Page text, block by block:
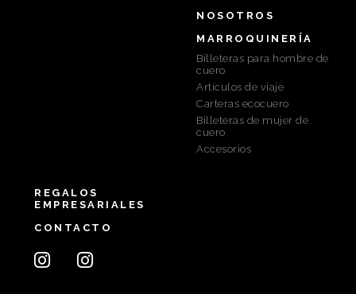
NOSOTROS
MARROQUINERÍA
Billeteras para hombre de
cuero
Artículos de viaje
Carteras ecocuero
Billeteras de mujer de
cuero
Accesorios
REGALOS
EMPRESARIALES
CONTACTO